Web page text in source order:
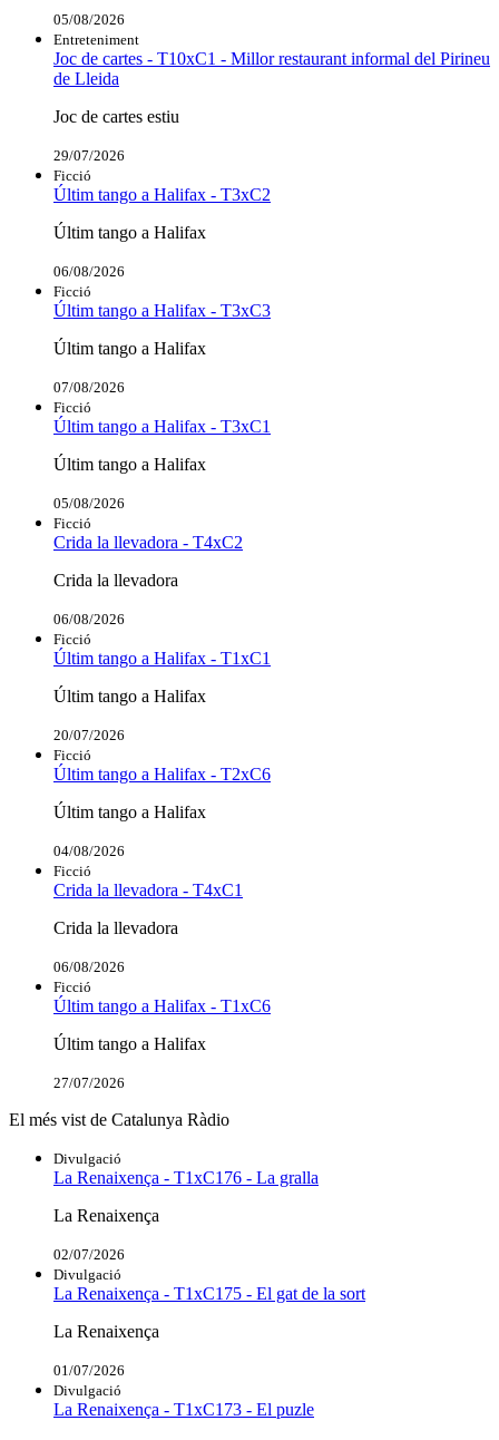
05/08/2026
Entreteniment
Joc de cartes - T10xC1 - Millor restaurant informal del Pirineu
de Lleida
Joc de cartes estiu
29/07/2026
Ficció
Últim tango a Halifax - T3xC2
Últim tango a Halifax
06/08/2026
Ficció
Últim tango a Halifax - T3xC3
Últim tango a Halifax
07/08/2026
Ficció
Últim tango a Halifax - T3xC1
Últim tango a Halifax
05/08/2026
Ficció
Crida la llevadora - T4xC2
Crida la llevadora
06/08/2026
Ficció
Últim tango a Halifax - T1xC1
Últim tango a Halifax
20/07/2026
Ficció
Últim tango a Halifax - T2xC6
Últim tango a Halifax
04/08/2026
Ficció
Crida la llevadora - T4xC1
Crida la llevadora
06/08/2026
Ficció
Últim tango a Halifax - T1xC6
Últim tango a Halifax
27/07/2026
El més vist de Catalunya Ràdio
Divulgació
La Renaixença - T1xC176 - La gralla
La Renaixença
02/07/2026
Divulgació
La Renaixença - T1xC175 - El gat de la sort
La Renaixença
01/07/2026
Divulgació
La Renaixença - T1xC173 - El puzle